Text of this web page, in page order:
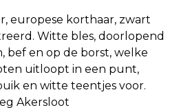
europese korthaar, zwart
Witte bles, doorlopend
bef en op de borst, welke
uitloopt in een punt,
en witte teentjes voor.
Akersloot